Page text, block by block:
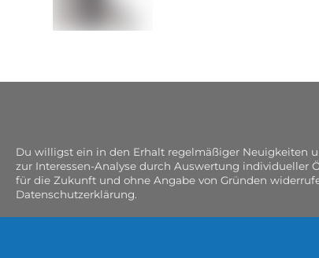
Du willigst ein in den Erhalt regelmäßiger Neuigkeiten
zur Interessen-Analyse durch Auswertung
für die Zukunft und ohne Angabe von Gründen
Datenschutzerklärung.